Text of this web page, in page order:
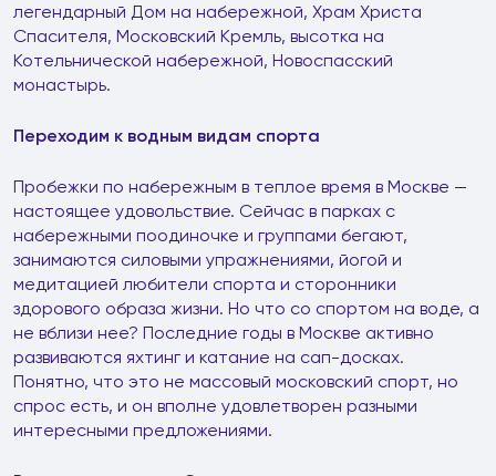
легендарный Дом на набережной, Храм Христа
Спасителя, Московский Кремль, высотка на
Котельнической набережной, Новоспасский
монастырь.
Переходим к водным видам спорта
Пробежки по набережным в теплое время в Москве —
настоящее удовольствие. Сейчас в парках с
набережными поодиночке и группами бегают,
занимаются силовыми упражнениями, йогой и
медитацией любители спорта и сторонники
здорового образа жизни. Но что со спортом на воде, а
не вблизи нее? Последние годы в Москве активно
развиваются яхтинг и катание на сап-досках.
Понятно, что это не массовый московский спорт, но
спрос есть, и он вполне удовлетворен разными
интересными предложениями.